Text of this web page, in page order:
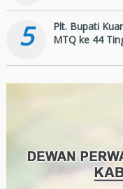
5
Plt. Bupati
MTQ ke 44